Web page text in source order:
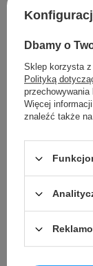
- 2 x
- klucz
- klucz
- 15 x
Dbamy o
Sklep korzysta z
Polityką
przechowywania
Więcej
znaleźć także